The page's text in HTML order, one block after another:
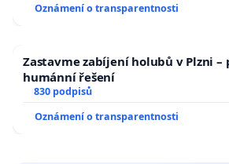
Oznámení o transparentnosti
Zastavme zabíjení holubů v Plzni –
humánní řešení
830 podpisů
Oznámení o transparentnosti